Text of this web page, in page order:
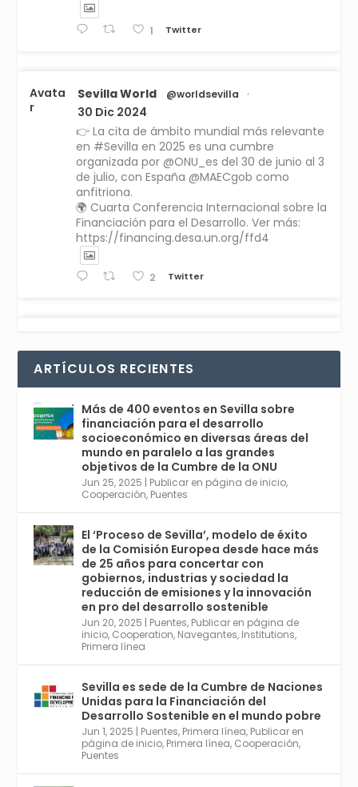
1 Twitter
Avata
r
Sevilla World @worldsevilla ·
30 Dic 2024
👉 La cita de ámbito mundial más relevante
en #Sevilla en 2025 es una cumbre
organizada por @ONU_es del 30 de junio al 3
de julio, con España @MAECgob como
anfitriona.
🌍 Cuarta Conferencia Internacional sobre la
Financiación para el Desarrollo. Ver más:
https://financing.desa.un.org/ffd4
2 Twitter
r
comienza en Sevilla este lunes 2 con la
Conferencia Internacional sobre Catálisis, y
con el Congreso de Parasitología. Del día 3 al
6, Congreso de Metodología de Ciencias
Sociales y la Salud; y los días 5 y 6 Jornadas
de Economía Industrial.
4
1 2 Twitter
Avata
r
Sevilla World @worldsevilla ·
21 May 2024
Conoce a @mvbim, la empresa sevillana
que ha sido pionera en España en el uso de
la tecnología BIM para digitalizar e
industrializar la arquitectura y la
construcción. Ver su dimensión
internacional en el reportaje de
@juanluispavon1 en @elCorreoWeb :
https://tinyurl.com/yfa2h55p
2 6 Twitter
ARTÍCULOS RECIENTES
Más de 400 eventos en Sevilla sobre
financiación para el desarrollo
socioeconómico en diversas áreas del
mundo en paralelo a las grandes
objetivos de la Cumbre de la ONU
Jun 25, 2025 Publicar en página de inicio,
Cooperación, Puentes
El ‘Proceso de Sevilla’, modelo de éxito
de la Comisión Europea desde hace más
de 25 años para concertar con
gobiernos, industrias y sociedad la
reducción de emisiones y la innovación
en pro del desarrollo sostenible
Jun 20, 2025 Puentes, Publicar en página de
inicio, Cooperation, Navegantes, Institutions,
Primera línea
Sevilla es sede de la Cumbre de Naciones
Unidas para la Financiación del
Desarrollo Sostenible en el mundo pobre
Jun 1, 2025 Puentes, Primera línea, Publicar en
página de inicio, Primera línea, Cooperación,
Puentes